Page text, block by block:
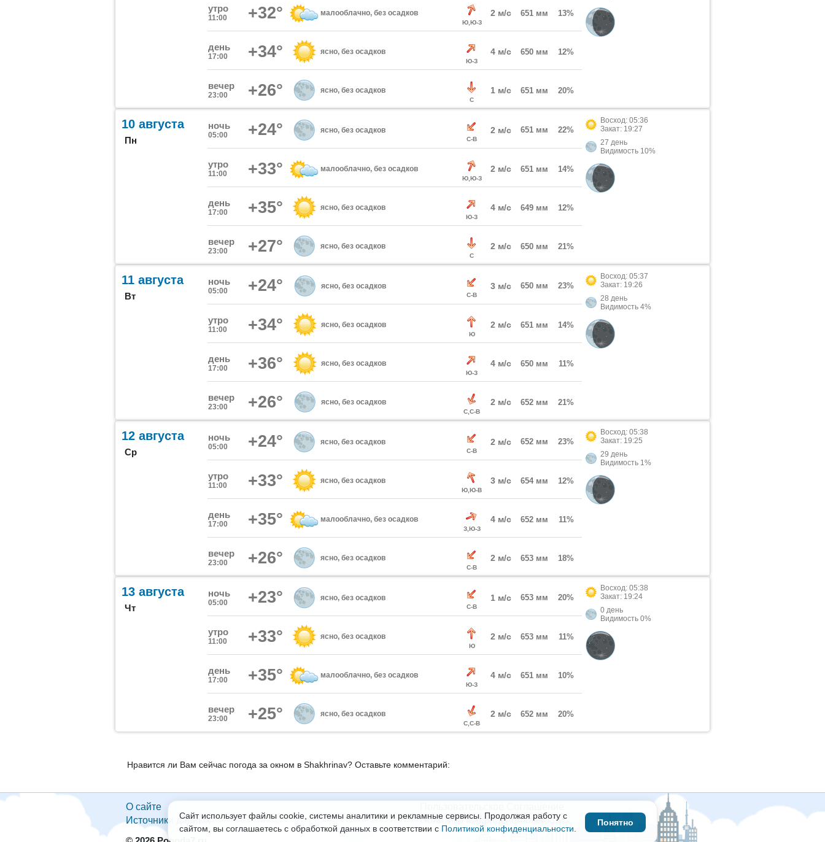
утро
11:00 +32° малооблачно, без осадков
Ю,Ю-З
2 м/с 651 мм 13%
день
17:00 +34° ясно, без осадков
Ю-З
4 м/с 650 мм 12%
вечер
23:00 +26° ясно, без осадков
С
1 м/с 651 мм 20%
10 августа
Пн
ночь
05:00 +24° ясно, без осадков
С-В
2 м/с 651 мм 22%
утро
11:00 +33° малооблачно, без осадков
Ю,Ю-З
2 м/с 651 мм 14%
день
17:00 +35° ясно, без осадков
Ю-З
4 м/с 649 мм 12%
вечер
23:00 +27° ясно, без осадков
С
2 м/с 650 мм 21%
Восход: 05:36
Закат: 19:27
27 день
Видимость 10%
11 августа
Вт
ночь
05:00 +24° ясно, без осадков
С-В
3 м/с 650 мм 23%
утро
11:00 +34° ясно, без осадков
Ю
2 м/с 651 мм 14%
день
17:00 +36° ясно, без осадков
Ю-З
4 м/с 650 мм 11%
вечер
23:00 +26° ясно, без осадков
С,С-В
2 м/с 652 мм 21%
Восход: 05:37
Закат: 19:26
28 день
Видимость 4%
12 августа
Ср
ночь
05:00 +24° ясно, без осадков
С-В
2 м/с 652 мм 23%
утро
11:00 +33° ясно, без осадков
Ю,Ю-В
3 м/с 654 мм 12%
день
17:00 +35° малооблачно, без осадков
З,Ю-З
4 м/с 652 мм 11%
вечер
23:00 +26° ясно, без осадков
С-В
2 м/с 653 мм 18%
Восход: 05:38
Закат: 19:25
29 день
Видимость 1%
13 августа
Чт
ночь
05:00 +23° ясно, без осадков
С-В
1 м/с 653 мм 20%
утро
11:00 +33° ясно, без осадков
Ю
2 м/с 653 мм 11%
день
17:00 +35° малооблачно, без осадков
Ю-З
4 м/с 651 мм 10%
вечер
23:00 +25° ясно, без осадков
С,С-В
2 м/с 652 мм 20%
Восход: 05:38
Закат: 19:24
0 день
Видимость 0%
Нравится ли Вам сейчас погода за окном в Shakhrinav? Оставьте комментарий:
О сайте
Источники данных
Политика конфиденциальности
Сайт использует файлы cookie, системы аналитики и рекламные сервисы. Продолжая работу с
сайтом, вы соглашаетесь с обработкой данных в соответствии с Политикой конфиденциальности
Понятно